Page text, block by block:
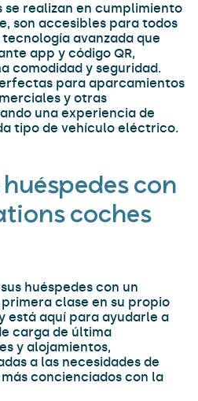
se realizan en cumplimiento
son accesibles para todos
avanzada que
app y código QR,
comodidad y seguridad.
para aparcamientos
y otras
una experiencia de
tipo de vehículo eléctrico.
con
coches
huéspedes con un
clase en su propio
está aquí para ayudarle a
carga de última
y alojamientos,
a las necesidades de
concienciados con la